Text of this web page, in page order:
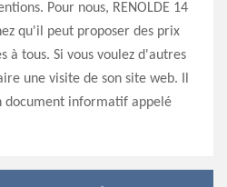
Pour nous, RENOLDE 14
qu'il peut proposer des prix
à tous. Si vous voulez d'autres
une visite de son site web. Il
document informatif appelé